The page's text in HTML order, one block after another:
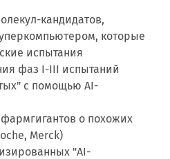
кандидатов,
которые
испытания
фаз I-III испытаний
с помощью AI-
о похожих
Merck)
"AI-